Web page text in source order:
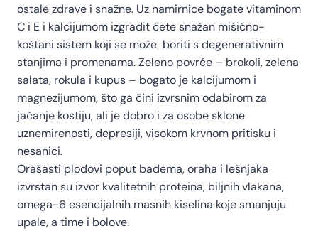
ostale zdrave i snažne. Uz namirnice bogate vitaminom
C i E i kalcijumom izgradit ćete snažan mišićno-
koštani sistem koji se može boriti s degenerativnim
stanjima i promenama. Zeleno povrće – brokoli, zelena
salata, rokula i kupus – bogato je kalcijumom i
magnezijumom, što ga čini izvrsnim odabirom za
jačanje kostiju, ali je dobro i za osobe sklone
uznemirenosti, depresiji, visokom krvnom pritisku i
nesanici.
Orašasti plodovi poput badema, oraha i lešnjaka
izvrstan su izvor kvalitetnih proteina, biljnih vlakana,
omega-6 esencijalnih masnih kiselina koje smanjuju
upale, a time i bolove.